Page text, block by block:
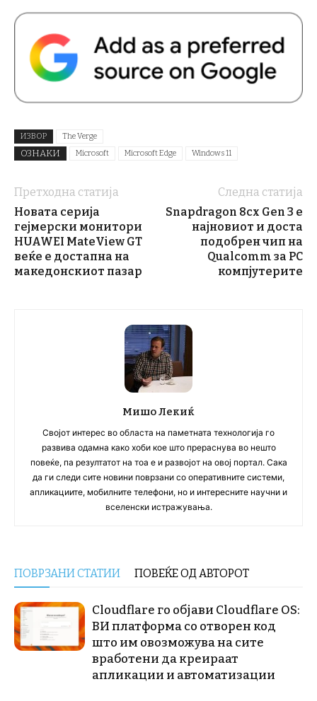
ИЗВОР The Verge
ОЗНАКИ Microsoft Microsoft Edge Windows 11
Претходна статија
Новата серија
гејмерски монитори
HUAWEI MateView GT
веќе e достапна на
македонскиот пазар
Следна статија
Snapdragon 8cx Gen 3 е
најновиот и доста
подобрен чип на
Qualcomm за PC
компјутерите
Мишо Лекиќ
Својот интерес во областа на паметната технологија го
развива одамна како хоби кое што прераснува во нешто
повеќе, па резултатот на тоа е и развојот на овој портал. Сака
да ги следи сите новини поврзани со оперативните системи,
апликациите, мобилните телефони, но и интересните научни и
вселенски истражувања.
ПОВРЗАНИ СТАТИИ ПОВЕЌЕ ОД АВТОРОТ
Cloudflare го објави Cloudflare OS:
ВИ платформа со отворен код
што им овозможува на сите
вработени да креираат
апликации и автоматизации